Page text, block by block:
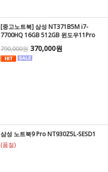
[중고노트북] 삼성 NT371B5M i7-
7700HQ 16GB 512GB 윈도우11Pro
790,000원 370,000원
삼성 노트북9 Pro NT930Z5L-SESD1
(품절)